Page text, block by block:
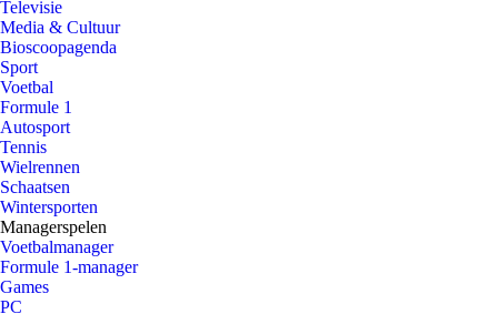
Televisie
Media & Cultuur
Bioscoopagenda
Sport
Voetbal
Formule 1
Autosport
Tennis
Wielrennen
Schaatsen
Wintersporten
Managerspelen
Voetbalmanager
Formule 1-manager
Games
PC